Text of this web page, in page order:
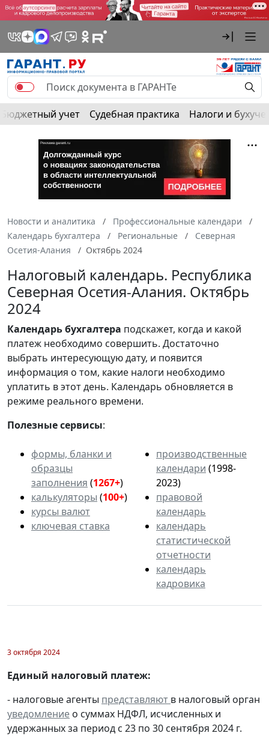
Бюджетный учет Судебная практика Налоги и
Новости и аналитика
Профессиональные календари
Календарь бухгалтера
Региональные
Северная
Осетия-Алания
Октябрь 2024
Налоговый календарь. Республика
Северная Осетия-Алания. Октябрь
2024
Календарьбухгалтера подскажет, когда и какой
платеж необходимо совершить. Достаточно
выбрать интересующую дату, и появится
информация о том, какие налоги необходимо
уплатить в этот день. Календарь обновляется в
режиме реального времени.
Полезные сервисы:
формы, бланки и
образцы
заполнения (1267+)
калькуляторы (100+)
курсы валют
ключевая ставка
производственные
календари (1998-
2023)
правовой
календарь
календарь
статистической
отчетности
календарь
кадровика
3 октября 2024
Единый налоговый платеж:
- налоговые агенты представляют в налоговый орган
уведомление о суммах НДФЛ, исчисленных и
удержанных за период с 23 по 30 сентября 2024 г.